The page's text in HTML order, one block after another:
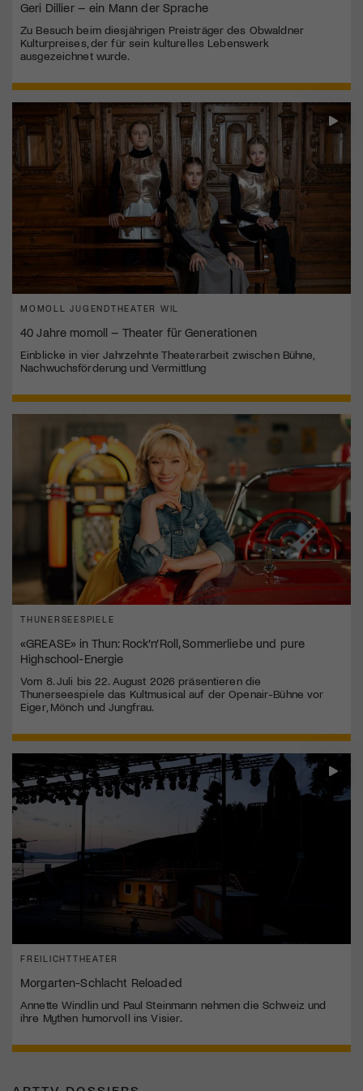
Geri Dillier – ein Mann der Sprache
Zu Besuch beim diesjährigen Preisträger des Obwaldner
Kulturpreises, der für sein kulturelles Lebenswerk
ausgezeichnet wurde.
MOMOLL JUGENDTHEATER WIL
40 Jahre momoll – Theater für Generationen
Einblicke in vier Jahrzehnte Theaterarbeit zwischen Bühne,
Nachwuchsförderung und Vermittlung
THUNERSEESPIELE
«GREASE» in Thun: Rock’n’Roll, Sommerliebe und pure
Highschool-Energie
Vom 8. Juli bis 22. August 2026 präsentieren die
Thunerseespiele das Kultmusical auf der Openair-Bühne vor
Eiger, Mönch und Jungfrau.
FREILICHTTHEATER
Morgarten-Schlacht Reloaded
Annette Windlin und Paul Steinmann nehmen die Schweiz und
ihre Mythen humorvoll ins Visier.